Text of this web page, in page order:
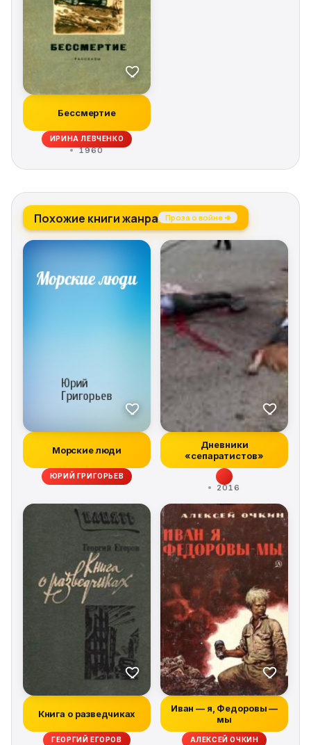
Бессмертие
ИРИНА ЛЕВЧЕНКО
1960
Похожие книги жанра Проза о войне →
Морские люди
ЮРИЙ ГРИГОРЬЕВ
Дневники
«сепаратистов»
2016
Книга о разведчиках
ГЕОРГИЙ ЕГОРОВ
Иван — я, Федоровы —
мы
АЛЕКСЕЙ ОЧКИН